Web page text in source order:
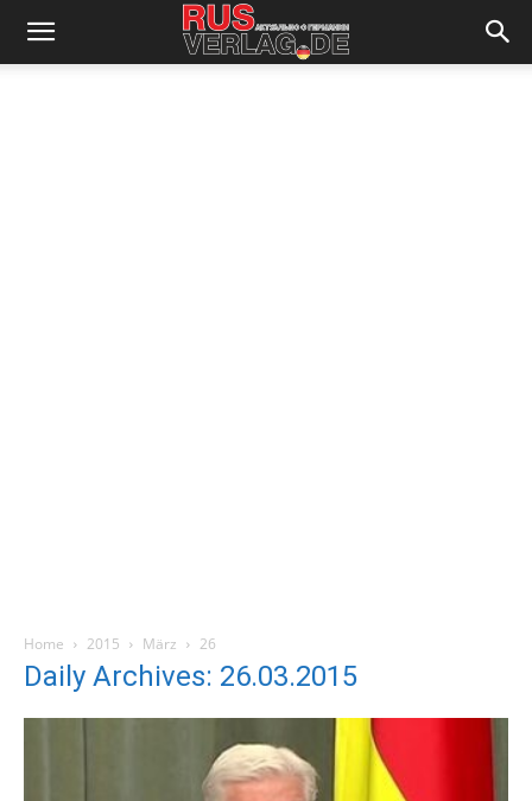
Home 2015 März 26
Daily Archives: 26.03.2015